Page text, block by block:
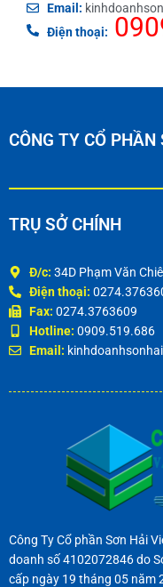
Email:
Điện thoại:
CÔNG TY CỔ PHẦN
TRỤ SỞ CHÍNH
Đ/c: 34D Phạm Văn
Điện thoại:
Fax: 0274.3763609
Hotline: 0909.519.686
Email:
Công Ty Cổ phần Sơn Hải
doanh số 4102072846 do
cấp ngày 19 tháng 05 năm